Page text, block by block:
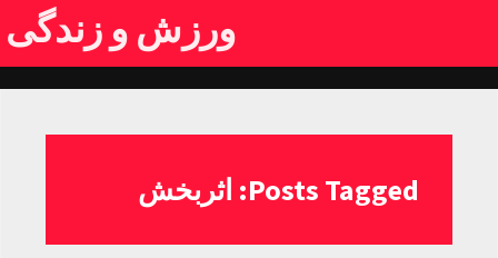
ورزش و زندگی
Posts Tagged: اثربخش